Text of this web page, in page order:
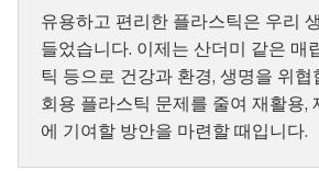
유용하고 편리한 플라스틱은 우리
들었습니다. 이제는 산더미 같은 매
틱 등으로 건강과 환경, 생명을 위협
회용 플라스틱 문제를 줄여 재활용,
에 기여할 방안을 마련할 때입니다.